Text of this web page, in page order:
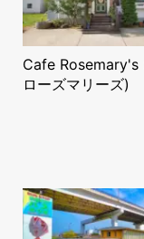
Cafe Rosemary's
ローズマリーズ)